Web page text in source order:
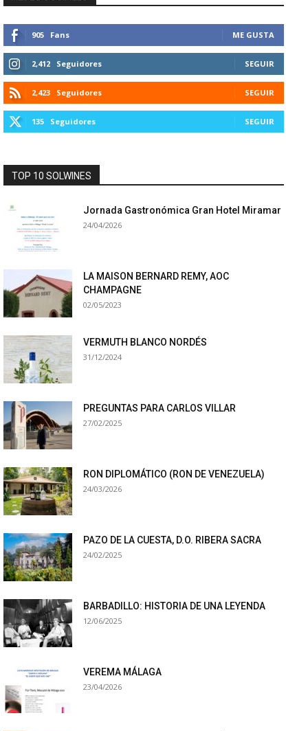
905 Fans ME GUSTA
2,412 Seguidores SEGUIR
2,423 Seguidores SEGUIR
135 Seguidores SEGUIR
TOP 10 SOLWINES
Jornada Gastronómica Gran Hotel Miramar
24/04/2026
LA MAISON BERNARD REMY, AOC
CHAMPAGNE
02/05/2023
VERMUTH BLANCO NORDÉS
31/12/2024
PREGUNTAS PARA CARLOS VILLAR
27/02/2025
RON DIPLOMÁTICO (RON DE VENEZUELA)
24/03/2026
PAZO DE LA CUESTA, D.O. RIBERA SACRA
24/02/2025
BARBADILLO: HISTORIA DE UNA LEYENDA
12/06/2025
VEREMA MÁLAGA
23/04/2026